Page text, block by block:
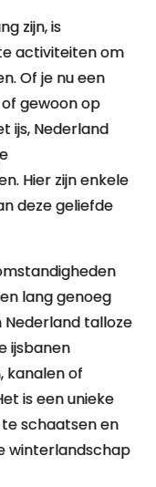
zijn, is
activiteiten om
Of je nu een
gewoon op
ijs, Nederland
Hier zijn enkele
deze geliefde
lang genoeg
Nederland talloze
ijsbanen
kanalen of
is een unieke
schaatsen en
winterlandschap